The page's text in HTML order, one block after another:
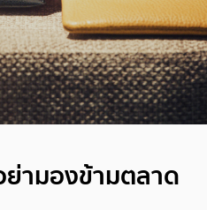
ย่ามองข้ามตลาด